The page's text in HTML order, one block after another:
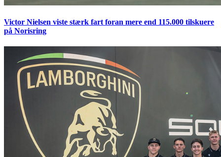
Victor Nielsen viste stærk fart foran mere end 115.000 tilskuere
på Norisring